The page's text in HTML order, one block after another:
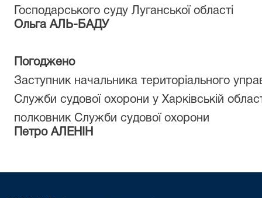
Господарського суду Луганської області
Ольга АЛЬ-БАДУ
Погоджено
Заступник начальника територіального
Служби судової охорони у Харківській
полковник Служби судової охорони
Петро АЛЕНІН